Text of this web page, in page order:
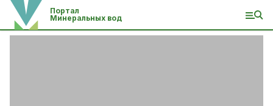
Портал
Минеральных вод